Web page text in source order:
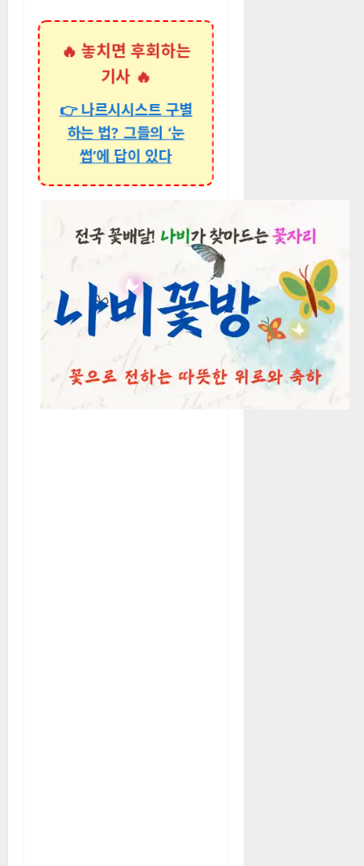
🔥 놓치면 후회하는
기사 🔥
👉 나르시시스트 구별
하는 법? 그들의 ‘눈
썹’에 답이 있다